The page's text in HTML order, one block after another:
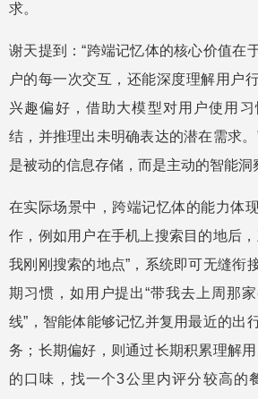
求。
谢天提到：“跨端记忆体的核心价值在
户的每一次交互，还能深度理解用户
兴趣偏好，借助大模型对用户使用
结，并推理出未明确表达的潜在需求
是被动的信息存储，而是主动的智能洞
在实际场景中，跨端记忆体的能力体
作，例如用户在手机上搜索目的地后，
我刚刚搜索的地点”，系统即可无缝衔
期习惯，如用户提出“带我去上周那
线”，智能体能够记忆并复用最近的出
务；长期偏好，则通过长期积累理解
的口味，找一个3公里内评分较高的